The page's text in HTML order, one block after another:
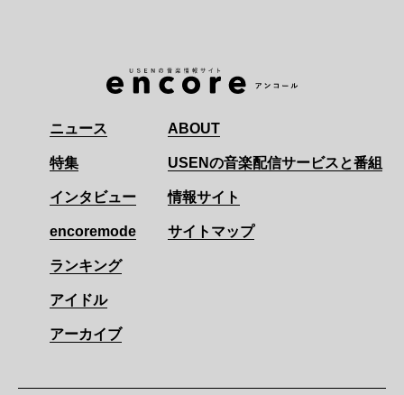
ニュース
特集
インタビュー
encoremode
ランキング
アイドル
アーカイブ
ABOUT
USENの音楽配信サービスと番組
情報サイト
サイトマップ